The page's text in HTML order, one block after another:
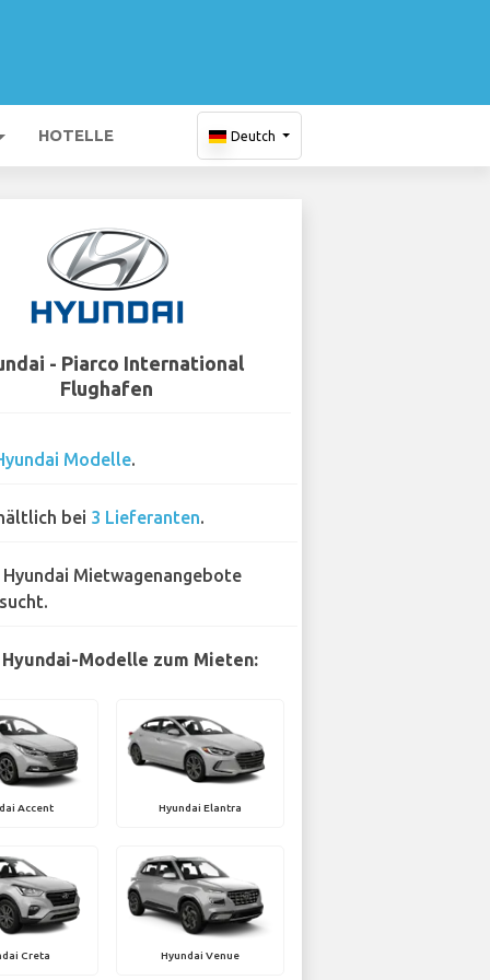
HOTELLE Deutch
- Piarco International
Flughafen
Modelle.
bei 3 Lieferanten.
Hyundai Mietwagenangebote
Modelle zum Mieten:
Accent Hyundai Elantra
Creta Hyundai Venue